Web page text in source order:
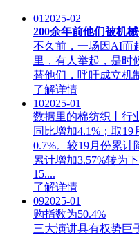
01 2025-02
200余年前他们被机
不久前，一场因AI而
里，有人举起，是时
替他们，呼吁成立机
了解详情
102025-01
数据里的棉纺织丨行
同比增加4.1%；取
0.7%。较19月份累计
累计增加3.57%转为
15....
了解详情
092025-01
购指数为50.4%
三大演讲具有权势巨